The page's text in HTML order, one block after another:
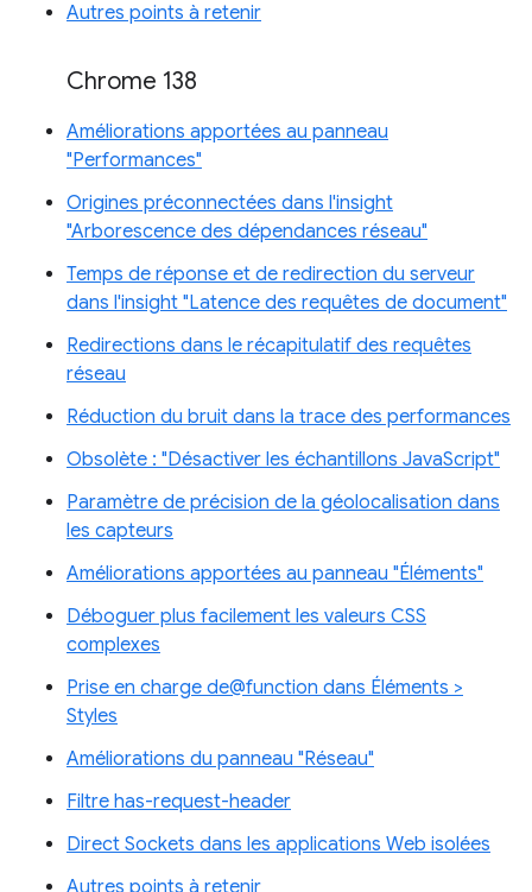
Autres points à retenir
Chrome 138
Améliorations apportées au panneau
"Performances"
Origines préconnectées dans l'insight
"Arborescence des dépendances réseau"
Temps de réponse et de redirection du serveur
dans l'insight "Latence des requêtes de document"
Redirections dans le récapitulatif des requêtes
réseau
Réduction du bruit dans la trace des performances
Obsolète : "Désactiver les échantillons JavaScript"
Paramètre de précision de la géolocalisation dans
les capteurs
Améliorations apportées au panneau "Éléments"
Déboguer plus facilement les valeurs CSS
complexes
Prise en charge de@function dans Éléments >
Styles
Améliorations du panneau "Réseau"
Filtre has-request-header
Direct Sockets dans les applications Web isolées